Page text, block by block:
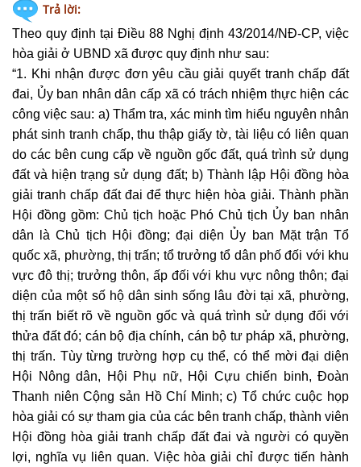
Trả lời:
Theo quy định tại Điều 88 Nghị định 43/2014/NĐ-CP, việc
hòa giải ở UBND xã được quy định như sau:
“1. Khi nhận được đơn yêu cầu giải quyết tranh chấp đất
đai, Ủy ban nhân dân cấp xã có trách nhiệm thực hiện các
công việc sau: a) Thẩm tra, xác minh tìm hiểu nguyên nhân
phát sinh tranh chấp, thu thập giấy tờ, tài liệu có liên quan
do các bên cung cấp về nguồn gốc đất, quá trình sử dụng
đất và hiện trạng sử dụng đất; b) Thành lập Hội đồng hòa
giảitranh chấp đất đai để thực hiện hòa giải. Thành phần
Hội đồng gồm: Chủ tịch hoặc Phó Chủ tịch Ủy ban nhân
dân là Chủ tịch Hội đồng; đại diện Ủy ban Mặt trận Tổ
quốc xã, phường, thị trấn; tổ trưởng tổ dân phố đối với khu
vực đô thị; trưởng thôn, ấp đối với khu vực nông thôn; đại
diện của một số hộ dân sinh sống lâu đời tại xã, phường,
thị trấn biết rõ về nguồn gốc và quá trình sử dụng đối với
thửa đất đó; cán bộ địa chính, cán bộ tư pháp xã, phường,
thị trấn. Tùy từng trường hợp cụ thể, có thể mời đại diện
Hội Nông dân, Hội Phụ nữ, Hội Cựu chiến binh, Đoàn
Thanh niên Cộng sản Hồ Chí Minh; c) Tổ chức cuộc họp
hòa giải có sự tham gia của các bên tranh chấp, thành viên
Hội đồng hòa giảitranh chấp đất đai và người có quyền
lợi, nghĩa vụ liên quan. Việc hòa giảichỉ được tiến hành